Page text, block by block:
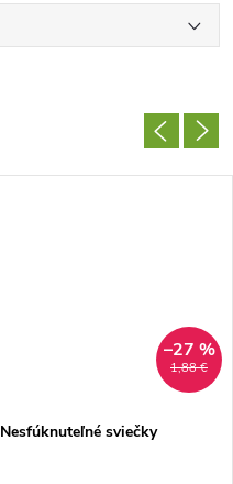
1,88 €
–27 %
Nesfúknuteľné sviečky